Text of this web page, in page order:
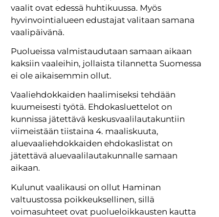
vaalit ovat edessä huhtikuussa. Myös
hyvinvointialueen edustajat valitaan samana
vaalipäivänä.
Puolueissa valmistaudutaan samaan aikaan
kaksiin vaaleihin, jollaista tilannetta Suomessa
ei ole aikaisemmin ollut.
Vaaliehdokkaiden haalimiseksi tehdään
kuumeisesti työtä. Ehdokasluettelot on
kunnissa jätettävä keskusvaalilautakuntiin
viimeistään tiistaina 4. maaliskuuta,
aluevaaliehdokkaiden ehdokaslistat on
jätettävä aluevaalilautakunnalle samaan
aikaan.
Kulunut vaalikausi on ollut Haminan
valtuustossa poikkeuksellinen, sillä
voimasuhteet ovat puolueloikkausten kautta